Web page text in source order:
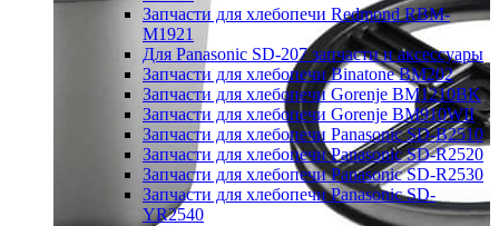
Запчасти для хлебопечи Redmond RBM-
M1921
Для Panasonic SD-207 запчасти и аксессуары
Запчасти для хлебопечи Binatone BM202
Запчасти для хлебопечи Gorenje BM1210BK
Запчасти для хлебопечи Gorenje BM910WII
Запчасти для хлебопечи Panasonic SD-B2510
Запчасти для хлебопечи Panasonic SD-R2520
Запчасти для хлебопечи Panasonic SD-R2530
Запчасти для хлебопечи Panasonic SD-
YR2540